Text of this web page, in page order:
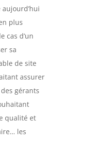
aujourd’hui
plus
cas d’un
sa
de site
assurer
gérants
qualité et
les